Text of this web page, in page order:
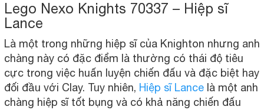
Lego Nexo Knights 70337 – Hiệp sĩ
Lance
Là một trong những hiệp sĩ của Knighton nhưng anh
chàng này có đặc điểm là thường có thái độ tiêu
cực trong việc huấn luyện chiến đấu và đặc biệt hay
đối đầu với Clay. Tuy nhiên, Hiệp sĩ Lance là một anh
chàng hiệp sĩ tốt bụng và có khả năng chiến đấu